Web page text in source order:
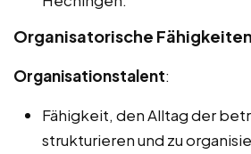
Organisatorische Fähigkeiten
Organisationstalent:
Fähigkeit, den Alltag der
strukturieren und zu